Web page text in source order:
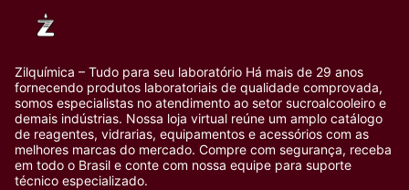
Zilquímica – Tudo para seu laboratório Há mais de 29 anos
fornecendo produtos laboratoriais de qualidade comprovada,
somos especialistas no atendimento ao setor sucroalcooleiro e
demais indústrias. Nossa loja virtual reúne um amplo catálogo
de reagentes, vidrarias, equipamentos e acessórios com as
melhores marcas do mercado. Compre com segurança, receba
em todo o Brasil e conte com nossa equipe para suporte
técnico especializado.